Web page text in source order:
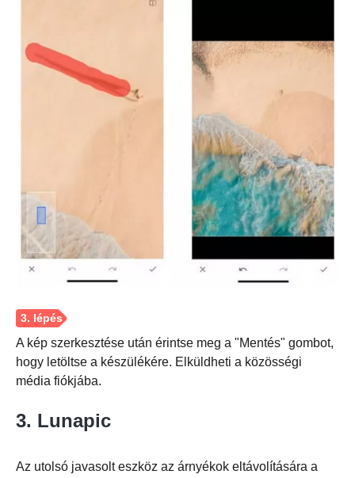
A kép szerkesztése után érintse meg a "Mentés" gombot,
hogy letöltse a készülékére. Elküldheti a közösségi
média fiókjába.
3. Lunapic
Az utolsó javasolt eszköz az árnyékok eltávolítására a